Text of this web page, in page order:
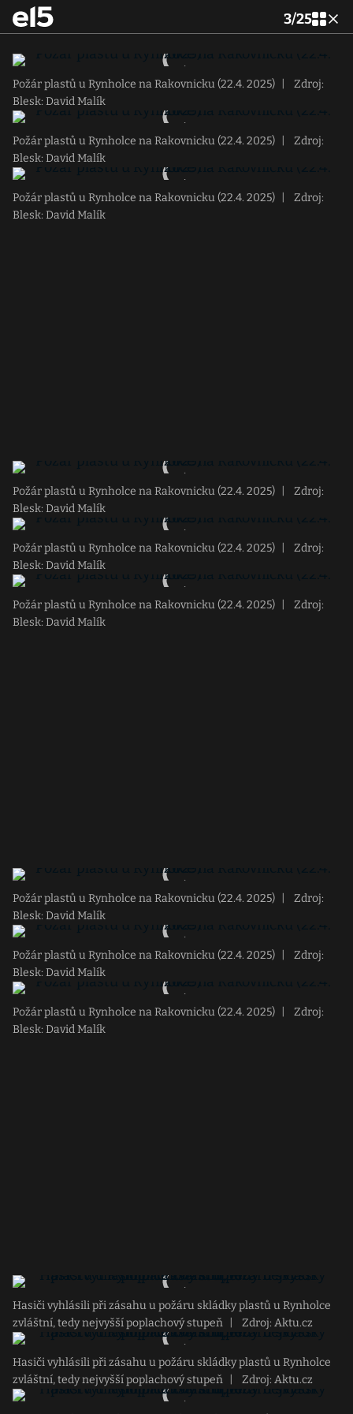
3/25
Požár plastů u Rynholce na Rakovnicku (22.4. 2025)
Zdroj:
Blesk: David Malík
Požár plastů u Rynholce na Rakovnicku (22.4. 2025)
Zdroj:
Blesk: David Malík
Požár plastů u Rynholce na Rakovnicku (22.4. 2025)
Zdroj:
Blesk: David Malík
Požár plastů u Rynholce na Rakovnicku (22.4. 2025)
Zdroj:
Blesk: David Malík
Požár plastů u Rynholce na Rakovnicku (22.4. 2025)
Zdroj:
Blesk: David Malík
Požár plastů u Rynholce na Rakovnicku (22.4. 2025)
Zdroj:
Blesk: David Malík
Požár plastů u Rynholce na Rakovnicku (22.4. 2025)
Zdroj:
Blesk: David Malík
Požár plastů u Rynholce na Rakovnicku (22.4. 2025)
Zdroj:
Blesk: David Malík
Požár plastů u Rynholce na Rakovnicku (22.4. 2025)
Zdroj:
Blesk: David Malík
Hasiči vyhlásili při zásahu u požáru skládky plastů u Rynholce
zvláštní, tedy nejvyšší poplachový stupeň
Zdroj: Aktu.cz
Hasiči vyhlásili při zásahu u požáru skládky plastů u Rynholce
zvláštní, tedy nejvyšší poplachový stupeň
Zdroj: Aktu.cz